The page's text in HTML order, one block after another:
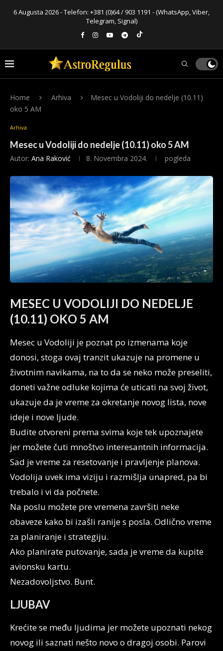
6 Augusta 2026 - Telefon: +381 (0)64 / 903 1191 - (WhatsApp, Viber,
Telegram, Signal)
Home Arhiva
Mesec u Vodoliji do nedelje (10.11)
oko 5 AM
Arhiva
Mesec u Vodoliji do nedelje (10.11) oko 5 AM
Autor: Ana Raković 8. Novembra 2024. pogleda
MESEC U VODOLIJI DO NEDELJE
(10.11) OKO 5 AM
Mesec u Vodoliji je poznat po izmenama koje
donosi, stoga ovaj tranzit ukazuje na promene u
životnim navikama, na to da se neko može preseliti,
doneti važne odluke kojima će uticati na svoj život,
ukazuje da je vreme za okretanje novog lista, nove
ideje i nove ljude.
Budite otvoreni prema svima koje tek upoznajete
jer možete čuti mnoštvo interesantnih informacija.
Sad je vreme za resetovanje i pravljenje planova.
Vodolija uvek ima viziju i razmišlja unapred, pa bi
trebalo i vi da počnete.
Na poslu možete pre vremena završiti neke
obaveze kako bi izašli ranije s posla. Odlično vreme
za planiranje i strategiju.
Ako planirate putovanje, sada je vreme da kupite
avionsku kartu.
Nezadovoljstvo. Bunt.
LJUBAV
Krećite se među ljudima jer možete upoznati nekog
novog ili saznati nešto novo o dragoj osobi. Parovi